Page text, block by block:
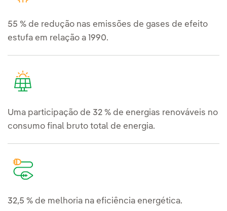
55 % de redução nas emissões de gases de efeito
estufa em relação a 1990.
Uma participação de 32 % de energias renováveis no
consumo final bruto total de energia.
32,5 % de melhoria na eficiência energética.